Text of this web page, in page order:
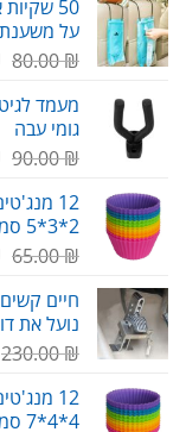
50
על
80.00₪
מעמד
גומי עבה
90.00₪
12
2*3*5 סמ' | שלל צבעים
65.00₪
חיים
נועל את
230.00₪
12
4*4*7 סמ' | שלל צבעים